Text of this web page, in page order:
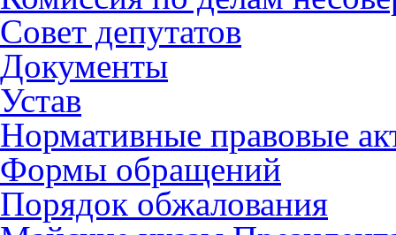
Совет депутатов
Документы
Устав
Нормативные правовые
Формы обращений
Порядок обжалования